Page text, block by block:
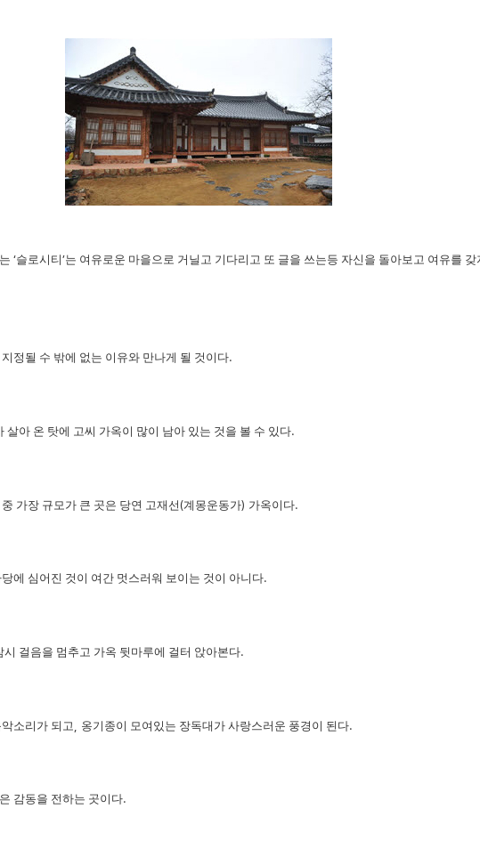
‘슬로시티’는 여유로운 마을으로 거닐고 기다리고 또 글을 쓰는등 자신을 돌아보고 여유를 갖
정될 수 밖에 없는 이유와 만나게 될 것이다.
아 온 탓에 고씨 가옥이 많이 남아 있는 것을 볼 수 있다.
가장 규모가 큰 곳은 당연 고재선(계몽운동가) 가옥이다.
에 심어진 것이 여간 멋스러워 보이는 것이 아니다.
걸음을 멈추고 가옥 뒷마루에 걸터 앉아본다.
소리가 되고 옹기종이 모여있는 장독대가 사랑스러운 풍경이 된다.
감동을 전하는 곳이다.